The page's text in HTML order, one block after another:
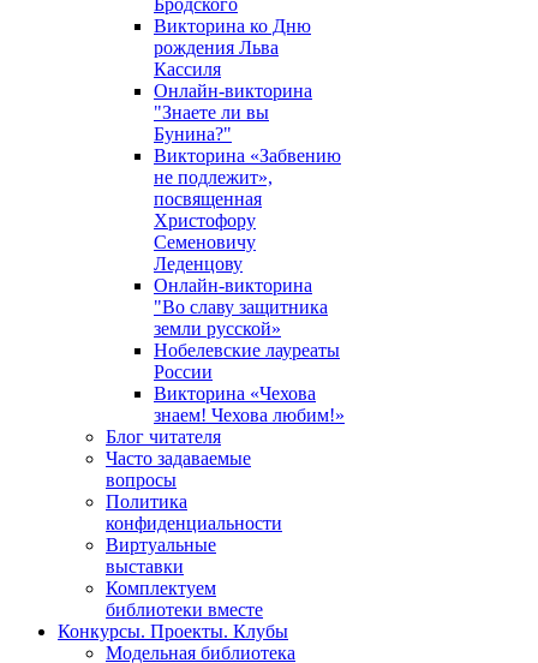
Бродского
Викторина ко Дню
рождения Льва
Кассиля
Онлайн-викторина
"Знаете ли вы
Бунина?"
Викторина «Забвению
не подлежит»,
посвященная
Христофору
Семеновичу
Леденцову
Онлайн-викторина
"Во славу защитника
земли русской»
Нобелевские лауреаты
России
Викторина «Чехова
знаем! Чехова любим!»
Блог читателя
Часто задаваемые
вопросы
Политика
конфиденциальности
Виртуальные
выставки
Комплектуем
библиотеки вместе
Конкурсы. Проекты. Клубы
Модельная библиотека